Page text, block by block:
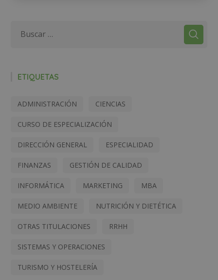
ETIQUETAS
ADMINISTRACIÓN CIENCIAS
CURSO DE ESPECIALIZACIÓN
DIRECCIÓN GENERAL ESPECIALIDAD
FINANZAS GESTIÓN DE CALIDAD
INFORMÁTICA MARKETING MBA
MEDIO AMBIENTE NUTRICIÓN Y DIETÉTICA
OTRAS TITULACIONES RRHH
SISTEMAS Y OPERACIONES
TURISMO Y HOSTELERÍA